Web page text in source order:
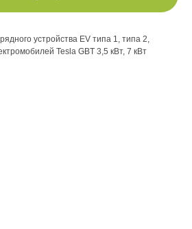
устройства EV типа 1, типа 2,
Tesla GBT 3,5 кВт, 7 кВт